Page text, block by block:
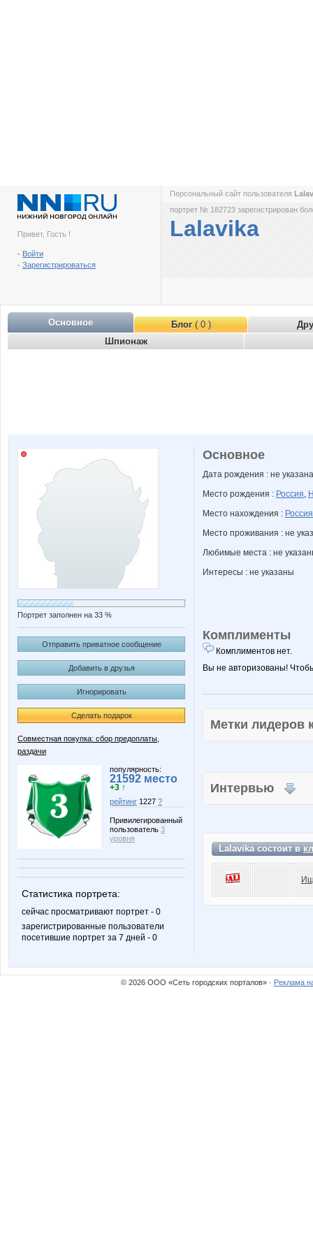
Привет, Гость !
- Войти
- Зарегистрироваться
Персональный сайт пользователя
портрет № 182723 зарегистрирован
Lalavika
Основное Блог( 0 )
Шпионаж
Портрет заполнен на 33 %
Отправить приватное сообщение
Добавить в друзья
Игнорировать
Сделать подарок
Совместная покупка: сбор предоплаты,
раздачи
популярность:
21592 место
+3 ↑
рейтинг 1227 ?
Привилегированный
пользователь 3
уровня
Статистика портрета:
сейчас просматривают портрет - 0
зарегистрированные пользователи
посетившие портрет за 7 дней - 0
Основное
Дата рождения : не указана
Место рождения : Россия,
Место нахождения : Россия
Место проживания : не
Любимые места : не
Интересы : не указаны
Комплименты
Комплиментов нет.
Вы не авторизованы!
Метки
Интервью
Lalavika состоит в
© 2026 ООО «Сеть городских порталов» · Реклама